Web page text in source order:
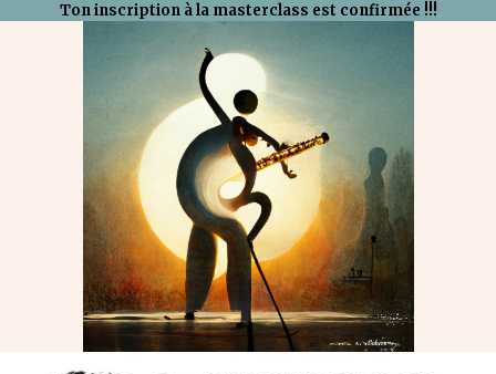
Ton inscription à la masterclass est confirmée !!!